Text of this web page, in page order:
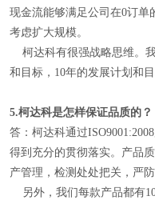
现金流能够满足公司在0订单
考虑扩大规模。
柯达科有很强战略思维。
和目标，10年的发展计划和
5.柯达科是怎样保证品质的？
答：柯达科通过
得到充分的贯彻落实。产品
产管理，检测处处把关，严
另外，我们每款产品都有